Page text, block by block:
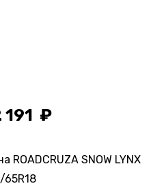
191
ROADCRUZA SNOW LYNX
65R18